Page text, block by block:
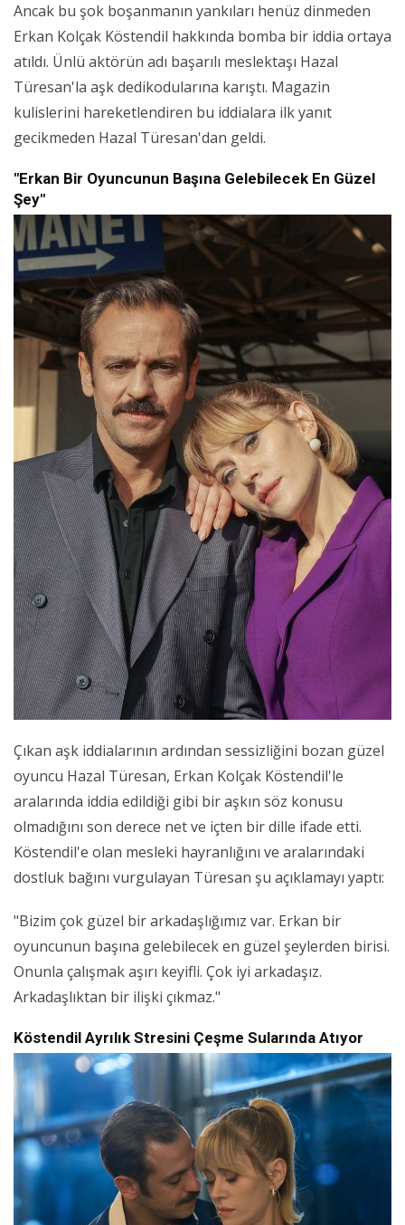
Ancak bu şok boşanmanın yankıları henüz dinmeden
Erkan Kolçak Köstendil hakkında bomba bir iddia ortaya
atıldı. Ünlü aktörün adı başarılı meslektaşı Hazal
Türesan'la aşk dedikodularına karıştı. Magazin
kulislerini hareketlendiren bu iddialara ilk yanıt
gecikmeden Hazal Türesan'dan geldi.
"Erkan Bir Oyuncunun Başına Gelebilecek En Güzel
Şey"
Çıkan aşk iddialarının ardından sessizliğini bozan güzel
oyuncu Hazal Türesan, Erkan Kolçak Köstendil'le
aralarında iddia edildiği gibi bir aşkın söz konusu
olmadığını son derece net ve içten bir dille ifade etti.
Köstendil'e olan mesleki hayranlığını ve aralarındaki
dostluk bağını vurgulayan Türesan şu açıklamayı yaptı:
"Bizim çok güzel bir arkadaşlığımız var. Erkan bir
oyuncunun başına gelebilecek en güzel şeylerden birisi.
Onunla çalışmak aşırı keyifli. Çok iyi arkadaşız.
Arkadaşlıktan bir ilişki çıkmaz."
Köstendil Ayrılık Stresini Çeşme Sularında Atıyor